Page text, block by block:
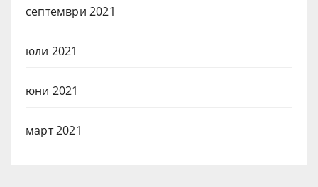
септември 2021
юли 2021
юни 2021
март 2021